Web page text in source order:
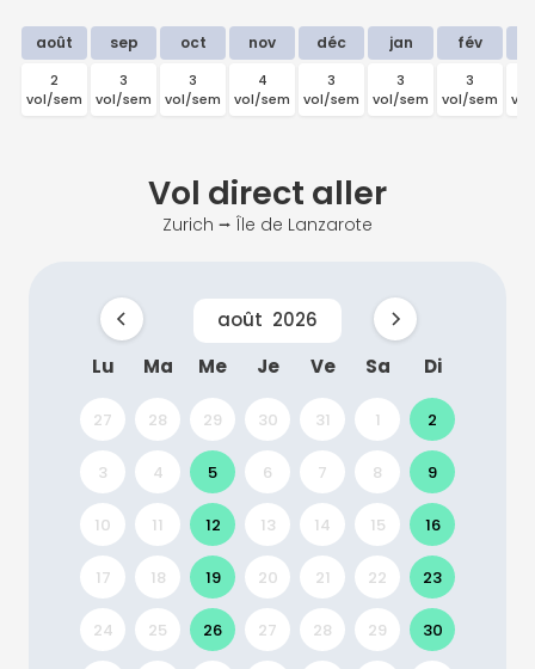
août sep oct nov déc jan fév
2
vol/sem
3
vol/sem
3
vol/sem
4
vol/sem
3
vol/sem
3
vol/sem
3
vol/sem
Vol direct aller
Zurich ⭢ Île de Lanzarote
août 2026
Lu
Ma Me Je Ve Sa Di
27 28 29 30 31 1 2
3 4 5 6 7 8 9
10 11 12 13 14 15 16
17 18 19 20 21 22 23
24 25 26 27 28 29 30